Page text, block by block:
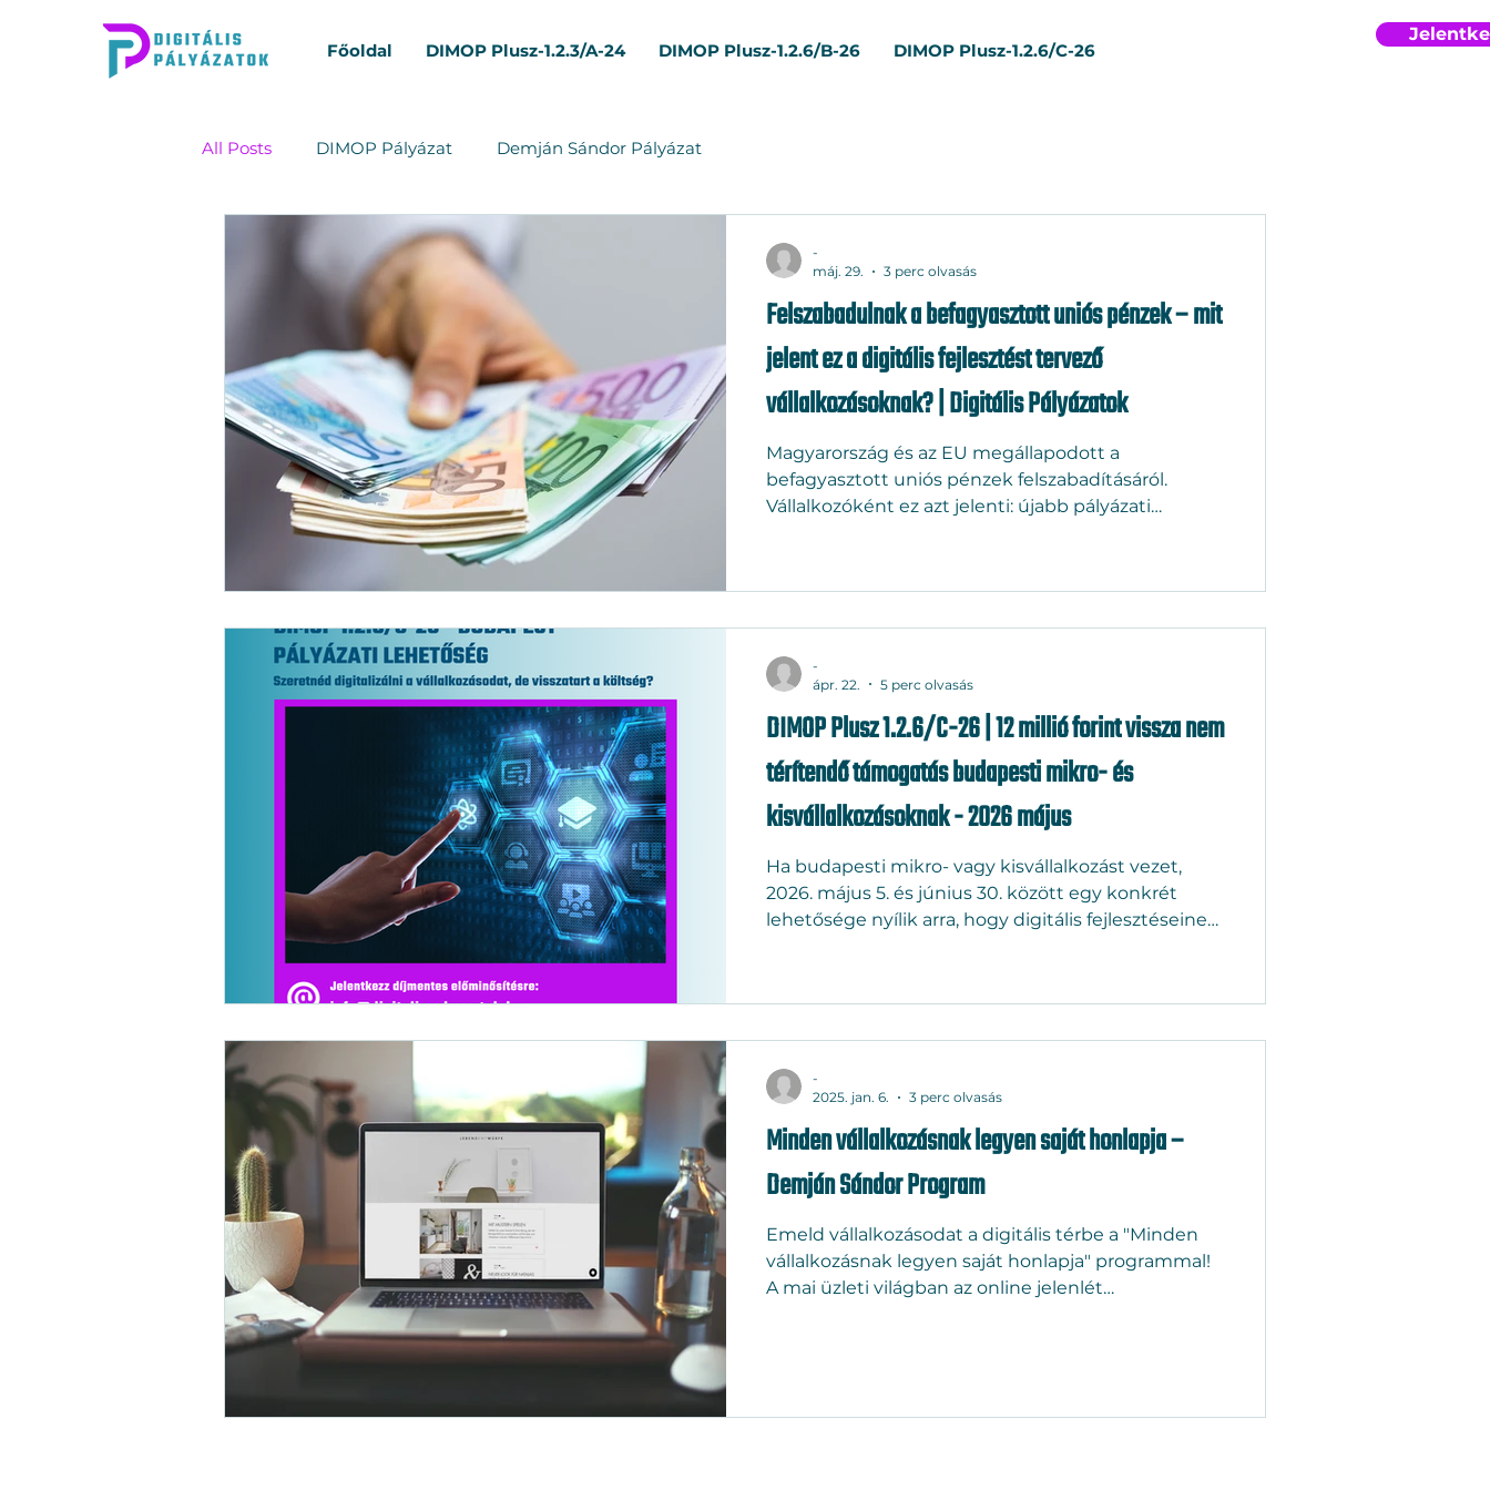
Főoldal DIMOP Plusz-1.2.3/A-24 DIMOP Plusz-1.2.6/B-26 DIMOP Plusz-1.2.6/C-26
All Posts DIMOP Pályázat Demján Sándor Pályázat
Felszabadulnak a befagyasztott uniós pénzek – mit
jelent ez a digitális fejlesztést tervező
vállalkozásoknak? | Digitális Pályázatok
Magyarország és az EU megállapodott a
befagyasztott uniós pénzek felszabadításáról.
Vállalkozóként ez azt jelenti: újabb pályázati
tud segíteni.
-
máj. 29.
3 perc olvasás
DIMOP Plusz 1.2.6/C-26 | 12 millió forint vissza nem
térítendő támogatás budapesti mikro- és
kisvállalkozásoknak - 2026 május
Ha budapesti mikro- vagy kisvállalkozást vezet,
2026. május 5. és június 30. között egy konkrét
lehetősége nyílik arra, hogy digitális fejlesztéseinek
térítendő támogatást nyújt — feltételek, fejlesztési
-
ápr. 22.
5 perc olvasás
Minden vállalkozásnak legyen saját honlapja –
Demján Sándor Program
Emeld vállalkozásodat a digitális térbe a "Minden
vállalkozásnak legyen saját honlapja" programmal!
A mai üzleti világban az online jelenlét
hogy támogassa a magyar mikro- és
-
2025. jan. 6.
3 perc olvasás